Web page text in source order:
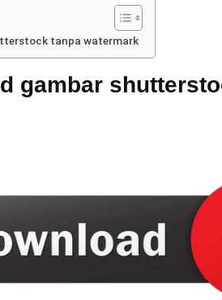
tanpa watermark
gambar